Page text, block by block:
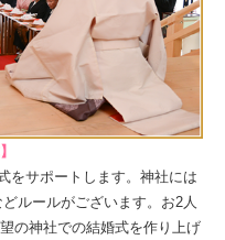
をサポートします。神社には
ルールがございます。お2人
の神社での結婚式を作り上げ